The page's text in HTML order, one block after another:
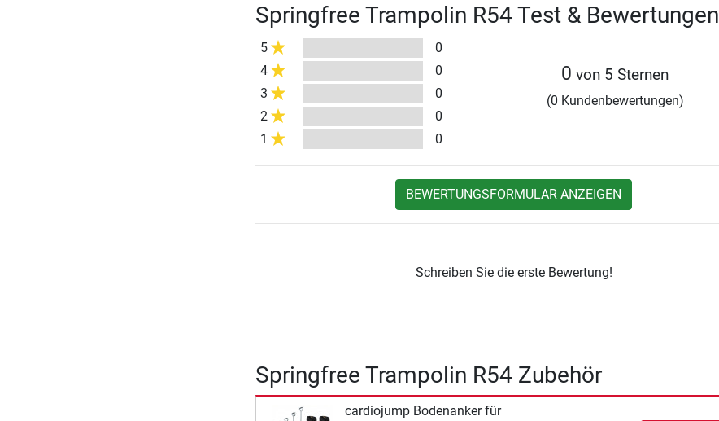
Springfree Trampolin R54 Test & Bewertungen
5
0
4
0
3
0
2
0
1
0
0 von 5 Sternen
(0 Kundenbewertungen)
BEWERTUNGSFORMULAR ANZEIGEN
Schreiben Sie die erste Bewertung!
Springfree Trampolin R54 Zubehör
cardiojump Bodenanker für